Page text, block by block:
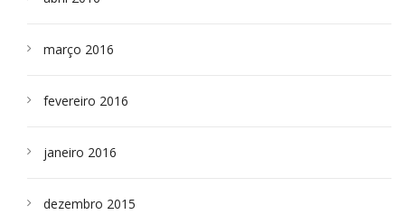
março 2016
fevereiro 2016
janeiro 2016
dezembro 2015